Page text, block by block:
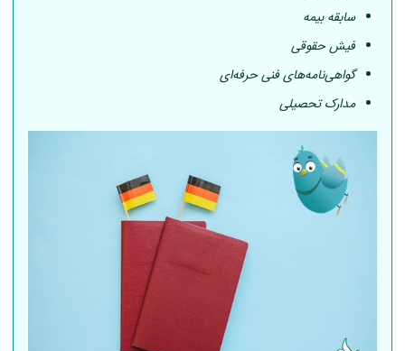
سابقه بیمه
فیش حقوقی
گواهی‌نامه‌های فنی حرفه‌ای
مدارک تحصیلی